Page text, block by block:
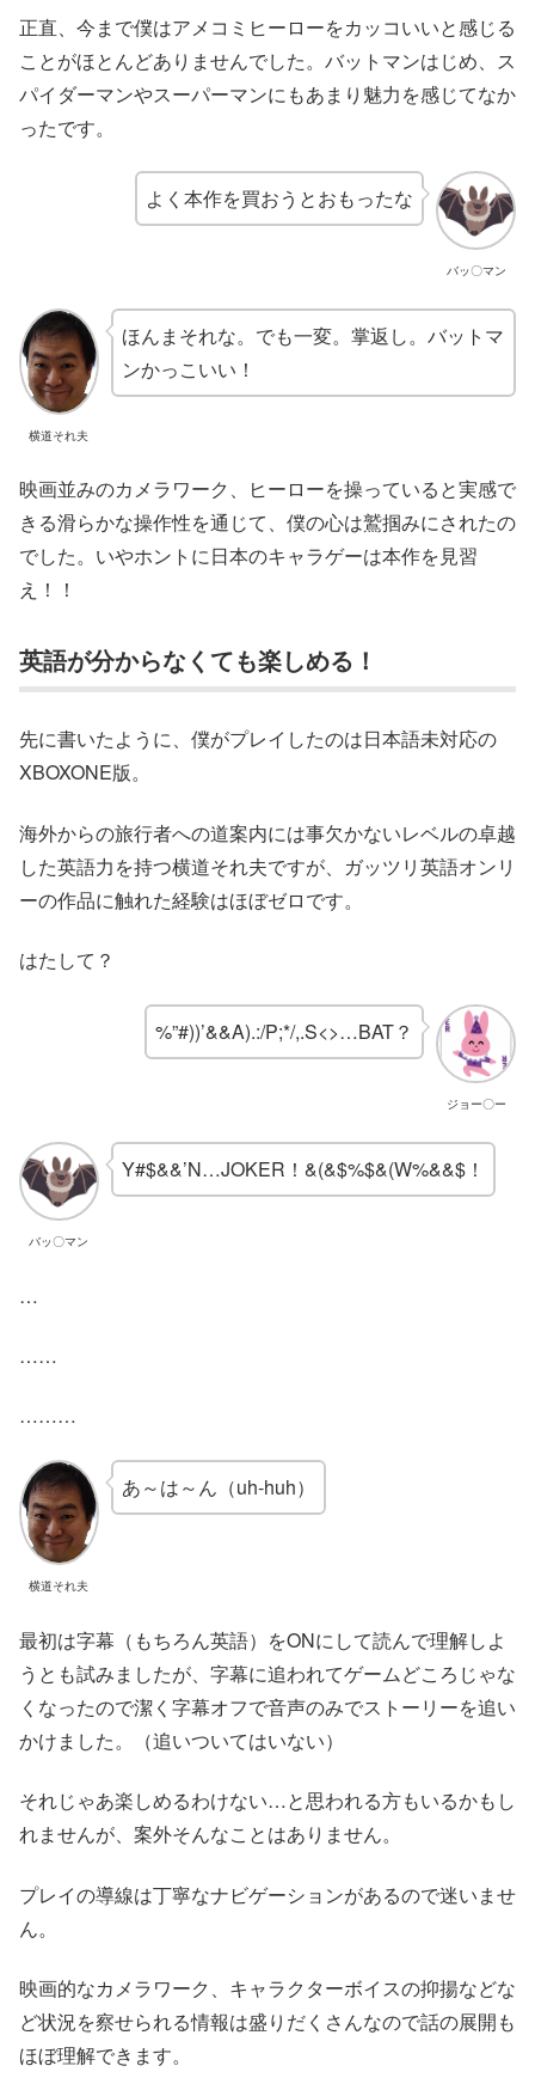
正直、今まで僕はアメコミヒーローをカッコいいと感じる
ことがほとんどありませんでした。バットマンはじめ、ス
パイダーマンやスーパーマンにもあまり魅力を感じてなか
ったです。
バッ〇マン
よく本作を買おうとおもったな
横道それ夫
ほんまそれな。でも一変。掌返し。バットマ
ンかっこいい！
映画並みのカメラワーク、ヒーローを操っていると実感で
きる滑らかな操作性を通じて、僕の心は鷲掴みにされたの
でした。いやホントに日本のキャラゲーは本作を見習
え！！
英語が分からなくても楽しめる！
先に書いたように、僕がプレイしたのは日本語未対応の
XBOXONE版。
海外からの旅行者への道案内には事欠かないレベルの卓越
した英語力を持つ横道それ夫ですが、ガッツリ英語オンリ
ーの作品に触れた経験はほぼゼロです。
はたして？
ジョー〇ー
%”#))’&&A).:/P;*/,.S<>…BAT？
バッ〇マン
Y#$&&’N…JOKER！&(&$%$&(W%&&$！
…
……
………
横道それ夫
あ～は～ん（uh‐huh）
最初は字幕（もちろん英語）をONにして読んで理解しよ
うとも試みましたが、字幕に追われてゲームどころじゃな
くなったので潔く字幕オフで音声のみでストーリーを追い
かけました。（追いついてはいない）
それじゃあ楽しめるわけない…と思われる方もいるかもし
れませんが、案外そんなことはありません。
プレイの導線は丁寧なナビゲーションがあるので迷いませ
ん。
映画的なカメラワーク、キャラクターボイスの抑揚などな
ど状況を察せられる情報は盛りだくさんなので話の展開も
ほぼ理解できます。